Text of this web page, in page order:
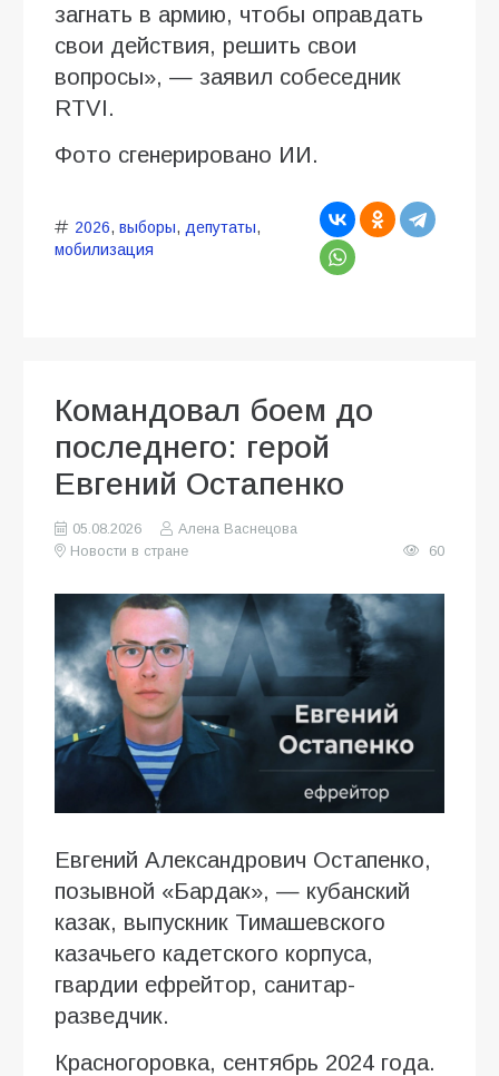
загнать в армию, чтобы оправдать
свои действия, решить свои
вопросы», — заявил собеседник
RTVI.
Фото сгенерировано ИИ.
2026, выборы, депутаты,
мобилизация
Командовал боем до
последнего: герой
Евгений Остапенко
05.08.2026
Алена Васнецова
Новости в стране
60
Евгений Александрович Остапенко,
позывной «Бардак», — кубанский
казак, выпускник Тимашевского
казачьего кадетского корпуса,
гвардии ефрейтор, санитар-
разведчик.
Красногоровка, сентябрь 2024 года.